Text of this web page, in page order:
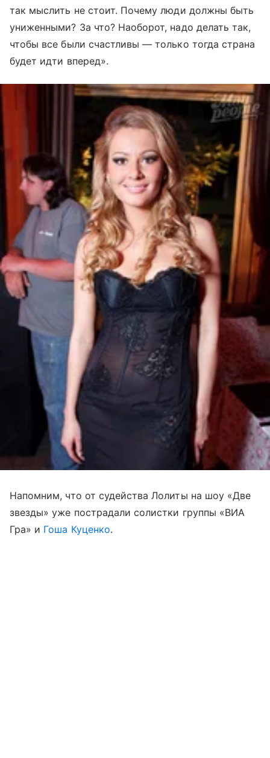
так мыслить не стоит. Почему люди должны быть
униженными? За что? Наоборот, надо делать так,
чтобы все были счастливы — только тогда страна
будет идти вперед».
Напомним, что от судейства Лолиты на шоу «Две
звезды» уже пострадали солистки группы «ВИА
Гра» и Гоша Куценко.